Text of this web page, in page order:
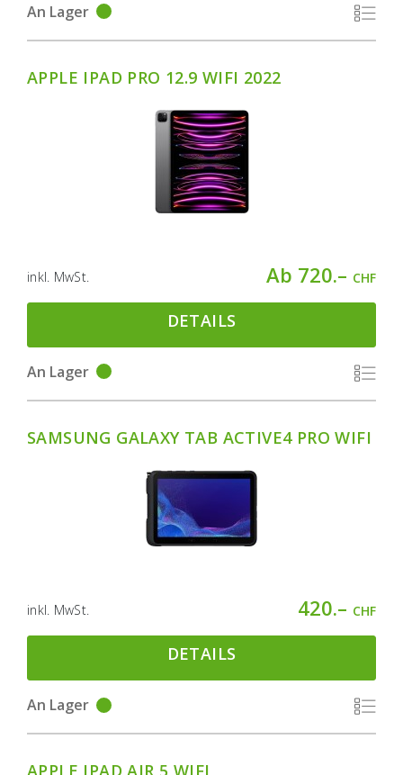
An Lager
APPLE IPAD PRO 12.9 WIFI 2022
inkl. MwSt. Ab 720.– CHF
DETAILS
An Lager
SAMSUNG GALAXY TAB ACTIVE4 PRO WIFI
inkl. MwSt. 420.– CHF
DETAILS
An Lager
APPLE IPAD AIR 5 WIFI